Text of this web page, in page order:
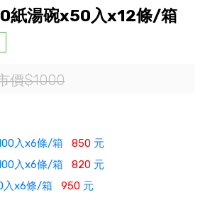
紙湯碗x50入x12條/箱
價$1000
入x6條/箱 850 元
入x6條/箱 820 元
入x6條/箱 950 元